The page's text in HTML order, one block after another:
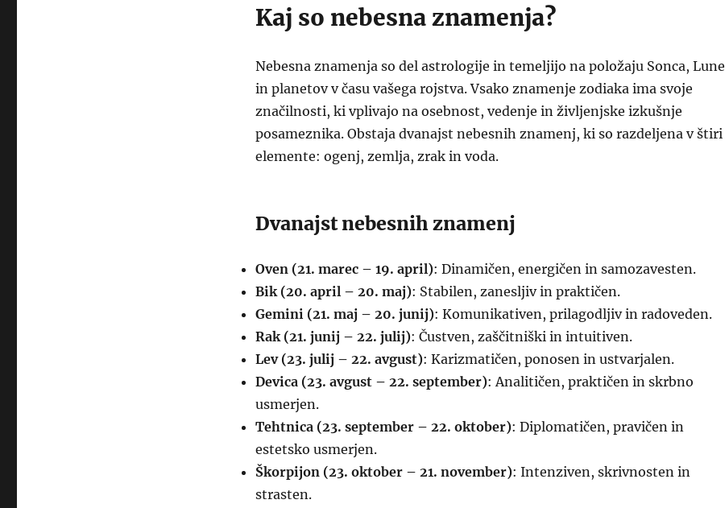
Kaj so nebesna znamenja?
Nebesna znamenja so del astrologije in temeljijo na položaju Sonca, Lune
in planetov v času vašega rojstva. Vsako znamenje zodiaka ima svoje
značilnosti, ki vplivajo na osebnost, vedenje in življenjske izkušnje
posameznika. Obstaja dvanajst nebesnih znamenj, ki so razdeljena v štiri
elemente: ogenj, zemlja, zrak in voda.
Dvanajst nebesnih znamenj
Oven (21. marec – 19. april): Dinamičen, energičen in samozavesten.
Bik (20. april – 20. maj): Stabilen, zanesljiv in praktičen.
Gemini (21. maj – 20. junij): Komunikativen, prilagodljiv in radoveden.
Rak (21. junij – 22. julij): Čustven, zaščitniški in intuitiven.
Lev (23. julij – 22. avgust): Karizmatičen, ponosen in ustvarjalen.
Devica (23. avgust – 22. september): Analitičen, praktičen in skrbno
usmerjen.
Tehtnica (23. september – 22. oktober): Diplomatičen, pravičen in
estetsko usmerjen.
Škorpijon (23. oktober – 21. november): Intenziven, skrivnosten in
strasten.